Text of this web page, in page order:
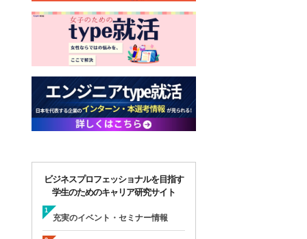
ビジネスプロフェッショナルを目指す
学生のためのキャリア研究サイト
充実のイベント・セミナー情報